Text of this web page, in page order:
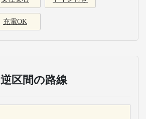
充電OK
逆区間の路線